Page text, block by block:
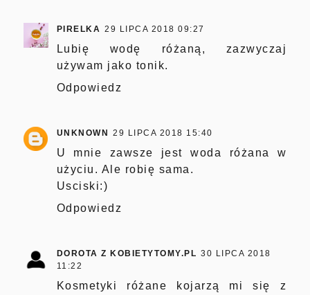
PIRELKA 29 LIPCA 2018 09:27
Lubię wodę różaną, zazwyczaj
używam jako tonik.
Odpowiedz
UNKNOWN 29 LIPCA 2018 15:40
U mnie zawsze jest woda różana w
użyciu. Ale robię sama.
Usciski:)
Odpowiedz
DOROTA Z KOBIETYTOMY.PL 30 LIPCA 2018
11:22
Kosmetyki różane kojarzą mi się z